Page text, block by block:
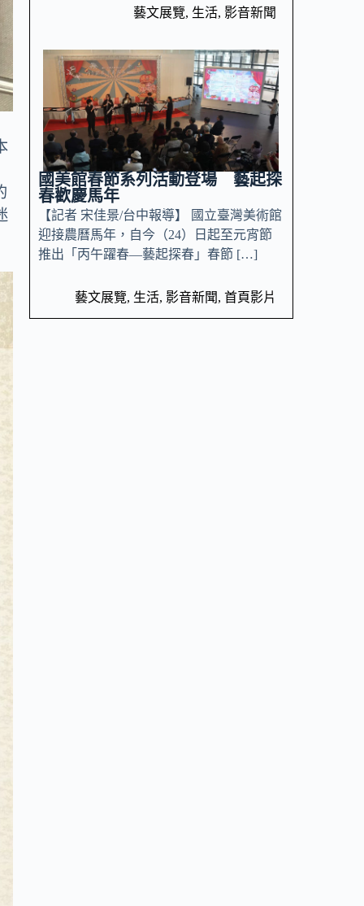
藝文展覽, 生活, 影音新聞
國美館春節系列活動登場 藝起探
春歡慶馬年
【記者 宋佳景/台中報導】 國立臺灣美術館
迎接農曆馬年，自今（24）日起至元宵節
推出「丙午躍春—藝起探春」春節 […]
藝文展覽, 生活, 影音新聞, 首頁影片